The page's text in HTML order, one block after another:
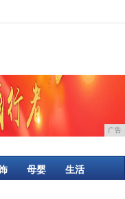
广告
母婴 生活